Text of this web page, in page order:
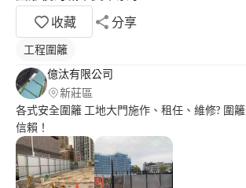
收藏
分享
工程圍籬
億汰有限公司
新莊區
各式安全圍籬 工地大門施作、租任、維修? 圍籬交給億汰！ 值得您
信賴！